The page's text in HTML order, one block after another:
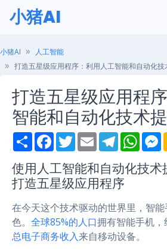
小猪AI
小猪AI
人工智能
打造五星级应用程序：利用人工智能和自动化
打造五星级应用程
智能和自动化技术
S
h
r
e
F
a
e
b
o
k
T
w
t
t
e
E
m
i
l
T
e
e
g
r
m
W
h
t
s
e
s
e
e
r
使用人工智能和自动化技术
打造五星级应用程序
在今天这个技术驱动的世界里，智
色。 全球85%的人口拥有智能手机，
总电子商务收入来自移动设备。